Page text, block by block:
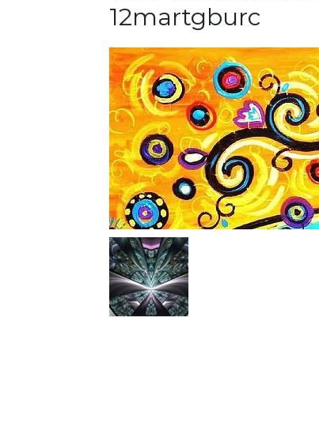
12martgburc